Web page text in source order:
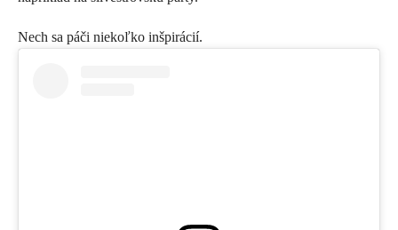
Nech sa páči niekoľko inšpirácií.